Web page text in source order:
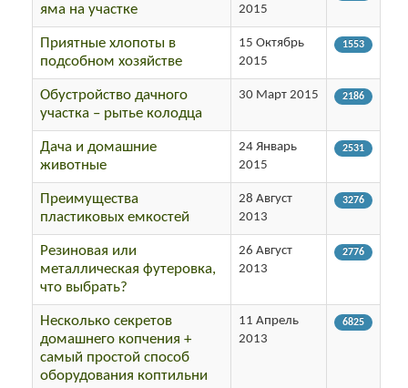
яма на участке
2015
Приятные хлопоты в
подсобном хозяйстве
15 Октябрь
2015
1553
Обустройство дачного
участка – рытье колодца
30 Март 2015 2186
Дача и домашние
животные
24 Январь
2015
2531
Преимущества
пластиковых емкостей
28 Август
2013
3276
Резиновая или
металлическая футеровка,
что выбрать?
26 Август
2013
2776
Несколько секретов
домашнего копчения +
самый простой способ
оборудования коптильни
11 Апрель
2013
6825